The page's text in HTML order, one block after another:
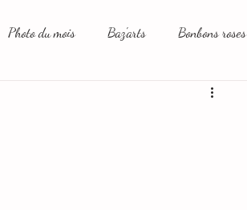
Photo du mois Baz'arts Bonbons roses